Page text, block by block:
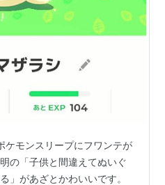
ケモンスリープにフワンテが
の「子供と間違えてぬいぐ
」があざとかわいいです。